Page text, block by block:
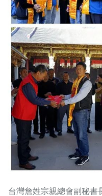
台灣詹姓宗親總會副秘書